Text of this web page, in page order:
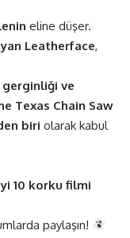
eline düşer.
Leatherface,
ve
Texas Chain Saw
biri olarak kabul
10 korku filmi
paylaşın!